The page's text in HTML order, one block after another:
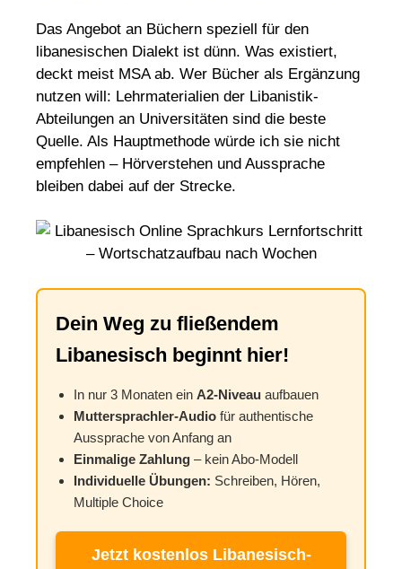
Das Angebot an Büchern speziell für den
libanesischen Dialekt ist dünn. Was existiert,
deckt meist MSA ab. Wer Bücher als Ergänzung
nutzen will: Lehrmaterialien der Libanistik-
Abteilungen an Universitäten sind die beste
Quelle. Als Hauptmethode würde ich sie nicht
empfehlen – Hörverstehen und Aussprache
bleiben dabei auf der Strecke.
Dein Weg zu fließendem
Libanesisch beginnt hier!
In nur 3 Monaten ein A2-Niveau aufbauen
Muttersprachler-Audio für authentische
Aussprache von Anfang an
Einmalige Zahlung – kein Abo-Modell
Individuelle Übungen: Schreiben, Hören,
Multiple Choice
Jetzt kostenlos Libanesisch-